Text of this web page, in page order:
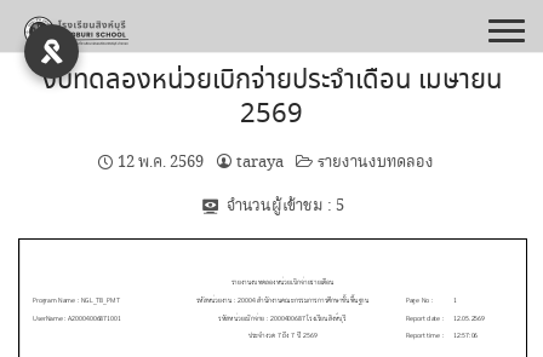
Skip
to
contentงบทดลองหน่วยเบิกจ่ายประจำเดือน เมษายน
2569
12 พ.ค. 2569 taraya
รายงานงบทดลอง
จำนวนผู้เข้าชม : 5